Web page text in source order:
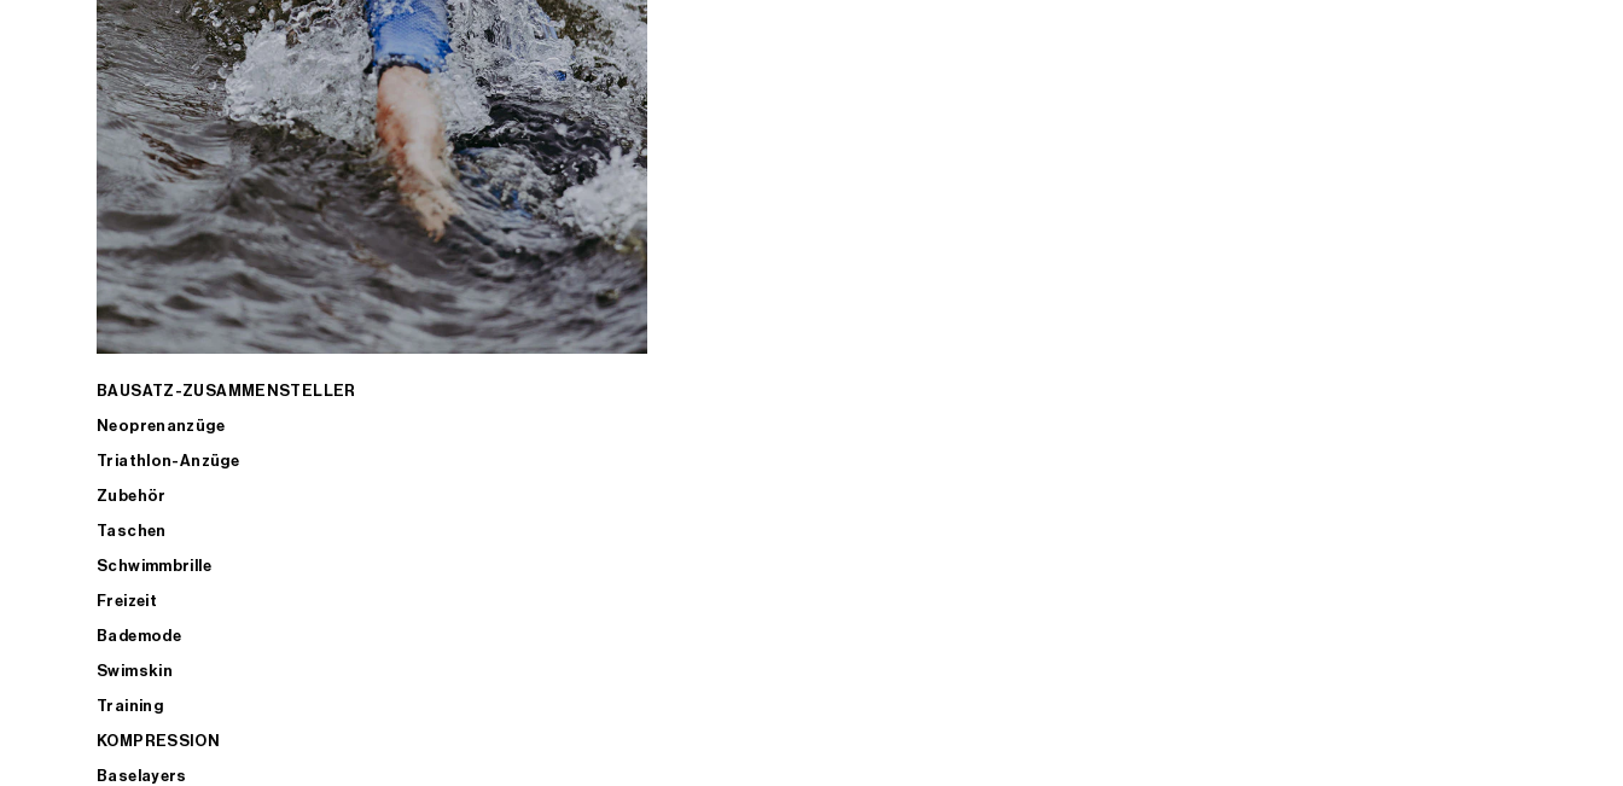
BAUSATZ-ZUSAMMENSTELLER
Neoprenanzüge
Triathlon-Anzüge
Zubehör
Taschen
Schwimmbrille
Freizeit
Bademode
Swimskin
Training
KOMPRESSION
Baselayers